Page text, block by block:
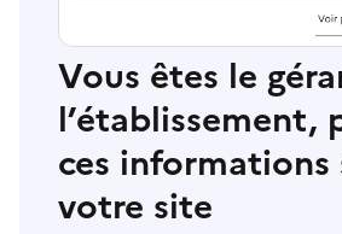
Vous êtes le
l’établissement,
ces informations
votre site